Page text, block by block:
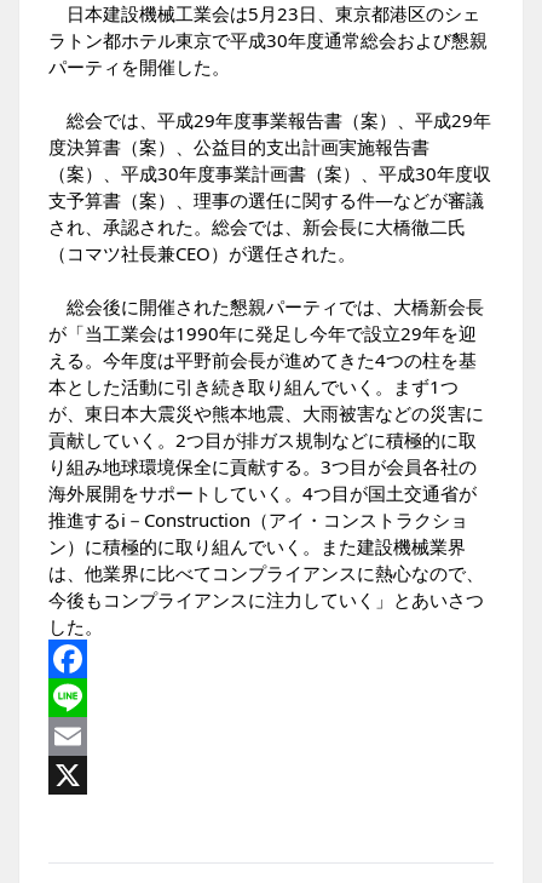
日本建設機械工業会は5月23日、東京都港区のシェ
ラトン都ホテル東京で平成30年度通常総会および懇親
パーティを開催した。
総会では、平成29年度事業報告書（案）、平成29年
度決算書（案）、公益目的支出計画実施報告書
（案）、平成30年度事業計画書（案）、平成30年度収
支予算書（案）、理事の選任に関する件―などが審議
され、承認された。総会では、新会長に大橋徹二氏
（コマツ社長兼CEO）が選任された。
総会後に開催された懇親パーティでは、大橋新会長
が「当工業会は1990年に発足し今年で設立29年を迎
える。今年度は平野前会長が進めてきた4つの柱を基
本とした活動に引き続き取り組んでいく。まず1つ
が、東日本大震災や熊本地震、大雨被害などの災害に
貢献していく。2つ目が排ガス規制などに積極的に取
り組み地球環境保全に貢献する。3つ目が会員各社の
海外展開をサポートしていく。4つ目が国土交通省が
推進するi－Construction（アイ・コンストラクショ
ン）に積極的に取り組んでいく。また建設機械業界
は、他業界に比べてコンプライアンスに熱心なので、
今後もコンプライアンスに注力していく」とあいさつ
した。
Facebook
Line
Email